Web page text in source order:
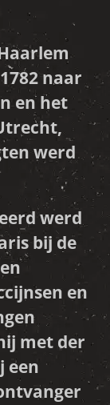
naar
en het
werd
werd
bij de
en
met der
een